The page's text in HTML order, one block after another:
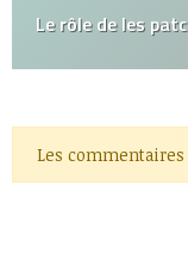
Le rôle de les
Les